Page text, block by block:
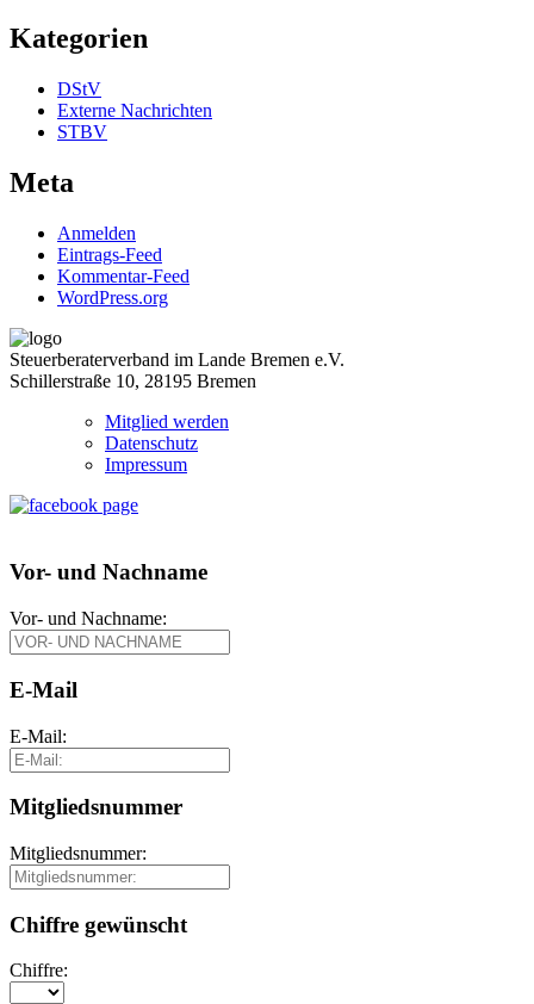
Kategorien
DStV
Externe Nachrichten
STBV
Meta
Anmelden
Eintrags-Feed
Kommentar-Feed
WordPress.org
Steuerberaterverband im Lande Bremen e.V.
Schillerstraße 10, 28195 Bremen
Mitglied werden
Datenschutz
Impressum
Vor- und Nachname
Vor- und Nachname:
E-Mail
E-Mail:
Mitgliedsnummer
Mitgliedsnummer:
Chiffre gewünscht
Chiffre: